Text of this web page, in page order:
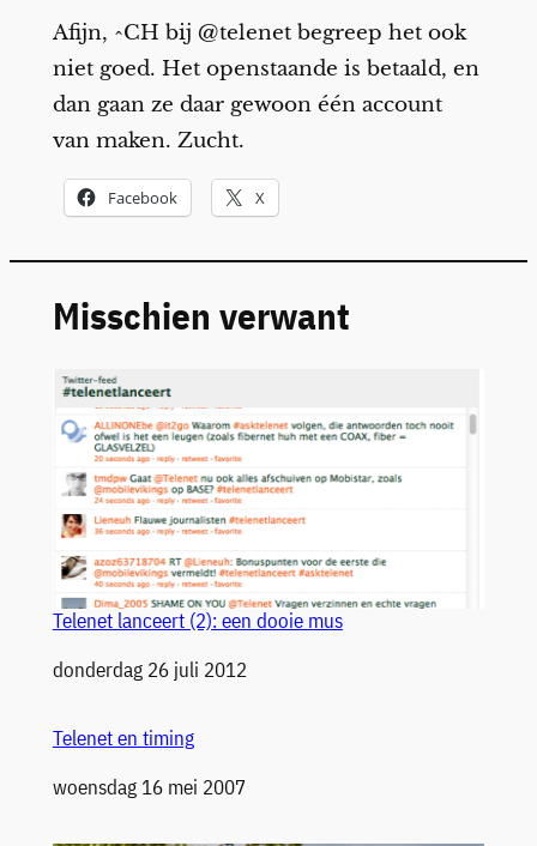
Afijn, ^CH bij @telenet begreep het ook
niet goed. Het openstaande is betaald, en
dan gaan ze daar gewoon één account
van maken. Zucht.
Facebook X
Misschien verwant
Telenet lanceert (2): een dooie mus
Datum
donderdag 26 juli 2012
Telenet en timing
Datum
woensdag 16 mei 2007